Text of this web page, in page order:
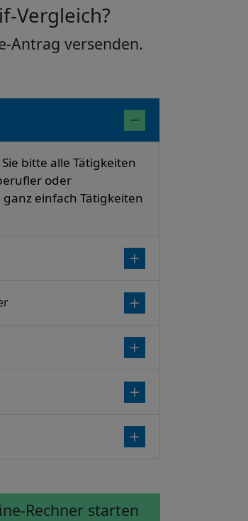
Vergleich?
Antrag versenden.
bitte alle Tätigkeiten
oder
einfach Tätigkeiten
Rechner starten